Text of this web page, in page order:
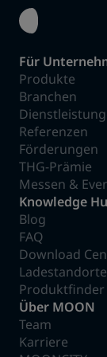
Für
Produkte
Branchen
Referenzen
Förderungen
THG-Prämie
Messen &
Knowledge
Blog
FAQ
Download
Ladestandorte
Produktfinder
Über MOON
Team
Karriere